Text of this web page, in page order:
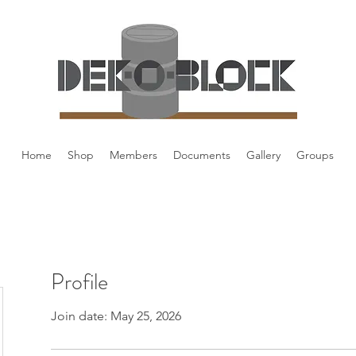
Home Shop Members Documents Gallery Groups
Profile
Join date: May 25, 2026